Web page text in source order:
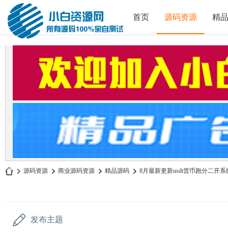
首页 源码资源 精
» 源码资源 › 商业源码资源 › 精品源码 › 8月最新更新usdt货币跑分二开
发布主题